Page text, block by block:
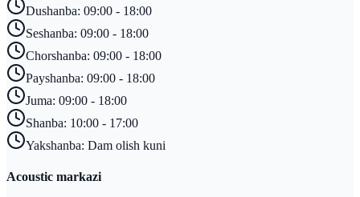
Dushanba: 09:00 - 18:00
Seshanba: 09:00 - 18:00
Chorshanba: 09:00 - 18:00
Payshanba: 09:00 - 18:00
Juma: 09:00 - 18:00
Shanba: 10:00 - 17:00
Yakshanba: Dam olish kuni
Acoustic markazi